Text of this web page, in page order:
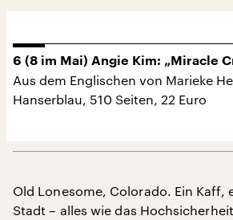
6 (8 im Mai) Angie Kim: „Miracle
Aus dem Englischen von Marieke
Hanserblau, 510 Seiten, 22 Euro
Old Lonesome, Colorado. Ein Kaff,
Stadt – alles wie das